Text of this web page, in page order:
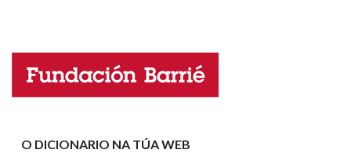
LIMPAR
Nome
O DICIONARIO NA TÚA WEB